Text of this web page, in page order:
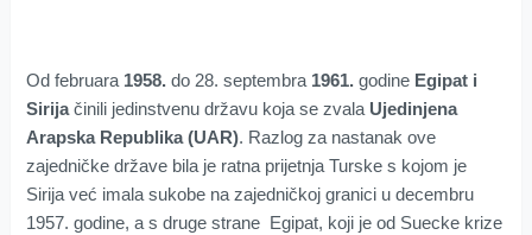
Od februara 1958.do 28. septembra 1961.godine Egipat i
Sirijačinili jedinstvenu državu koja se zvalaUjedinjena
Arapska Republika (UAR). Razlog za nastanak ove
zajedničke države bila je ratna prijetnja Turske s kojom je
Sirija već imala sukobe na zajedničkoj granici u decembru
1957. godine, a s druge strane Egipat, koji je od Suecke krize